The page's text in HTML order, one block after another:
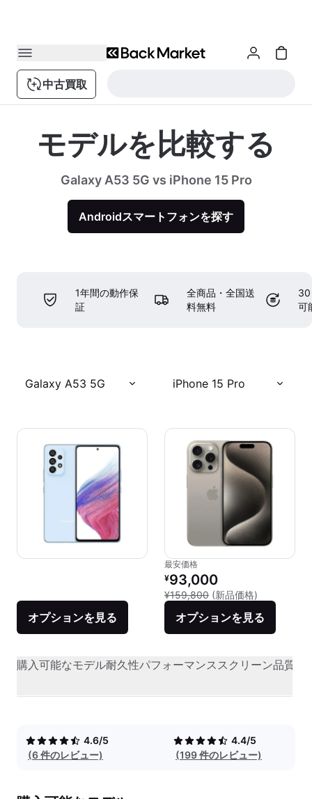
中古買取
モデルを比較する
Galaxy A53 5G vs iPhone 15 Pro
Androidスマートフォンを探す
1年間の動作保
証
全商品・全国送
料無料
30
可
Galaxy A53 5G iPhone 15 Pro
オプションを見る
最安価格
リファービッシュ品の価格：
¥93,000
¥159,800 (新品価格)
オプションを見る
購入可能なモデル耐久性パフォーマンススクリーン品質
4.6/5
(6 件のレビュー)
4.4/5
(199 件のレビュー)